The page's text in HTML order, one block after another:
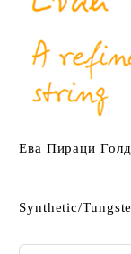
Ева Пираци
Synthetic/